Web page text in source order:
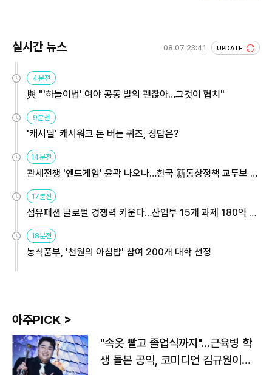
실시간 뉴스 08.07 23:41 UPDATE
4분전
與 "'하늘이법' 여야 공동 발의 괜찮아…그것이 협치"
9분전
'캐시딜' 캐시워크 돈 버는 퀴즈, 정답은?
14분전
관세전쟁 '엔드게임' 윤곽 나오나…한국 新통상정책 교두보 활
용해야
17분전
섬유패션 글로벌 경쟁력 키운다…산업부 15개 과제 180억 지
원
18분전
농식품부, '천원의 아침밥' 참여 200개 대학 선정
아주PICK >
"속옷 빨고 졸업식까지"…근육병 학
생 돌본 공익, 코미디언 김규원이었